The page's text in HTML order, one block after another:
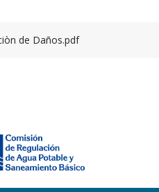
de Daños.pdf